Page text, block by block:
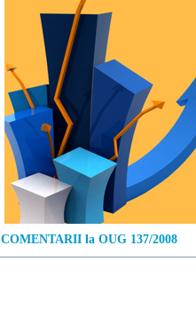
COMENTARII la OUG 137/2008